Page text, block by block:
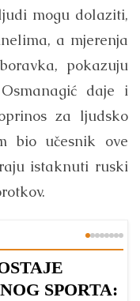
mogu dolaziti,
a mjerenja
pokazuju
daje i
za ljudsko
bio učesnik ove
istaknuti ruski
SPORTA: